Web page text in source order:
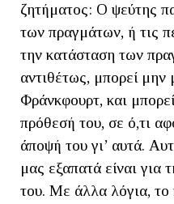
ζητήματος: Ο ψεύτης
των πραγμάτων, ή τις
την κατάσταση των
αντιθέτως, μπορεί μην
Φράνκφουρτ, και
πρόθεσή του, σε ό,τι
άποψή του γι’ αυτά.
μας εξαπατά είναι για
του. Με άλλα λόγια, το